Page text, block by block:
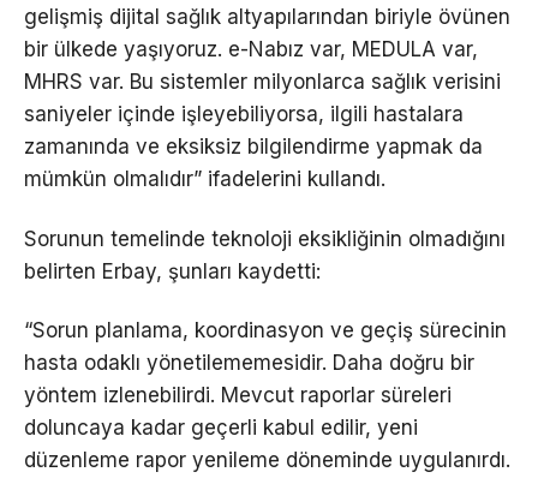
gelişmiş dijital sağlık altyapılarından biriyle övünen
bir ülkede yaşıyoruz. e-Nabız var, MEDULA var,
MHRS var. Bu sistemler milyonlarca sağlık verisini
saniyeler içinde işleyebiliyorsa, ilgili hastalara
zamanında ve eksiksiz bilgilendirme yapmak da
mümkün olmalıdır” ifadelerini kullandı.
Sorunun temelinde teknoloji eksikliğinin olmadığını
belirten Erbay, şunları kaydetti:
“Sorun planlama, koordinasyon ve geçiş sürecinin
hasta odaklı yönetilememesidir. Daha doğru bir
yöntem izlenebilirdi. Mevcut raporlar süreleri
doluncaya kadar geçerli kabul edilir, yeni
düzenleme rapor yenileme döneminde uygulanırdı.